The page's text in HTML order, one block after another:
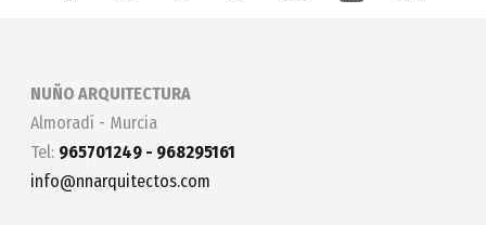
NUÑO ARQUITECTURA
Almoradí - Murcia
Tel: 965701249 - 968295161
info@nnarquitectos.com